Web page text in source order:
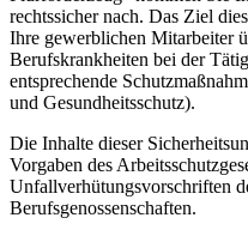
rechtssicher nach. Das Ziel
Ihre gewerblichen Mitarbeiter
Berufskrankheiten bei der
entsprechende
und Gesundheitsschutz).
Die Inhalte dieser
Vorgaben des
Unfallverhütungsvorschriften
Berufsgenossenschaften.